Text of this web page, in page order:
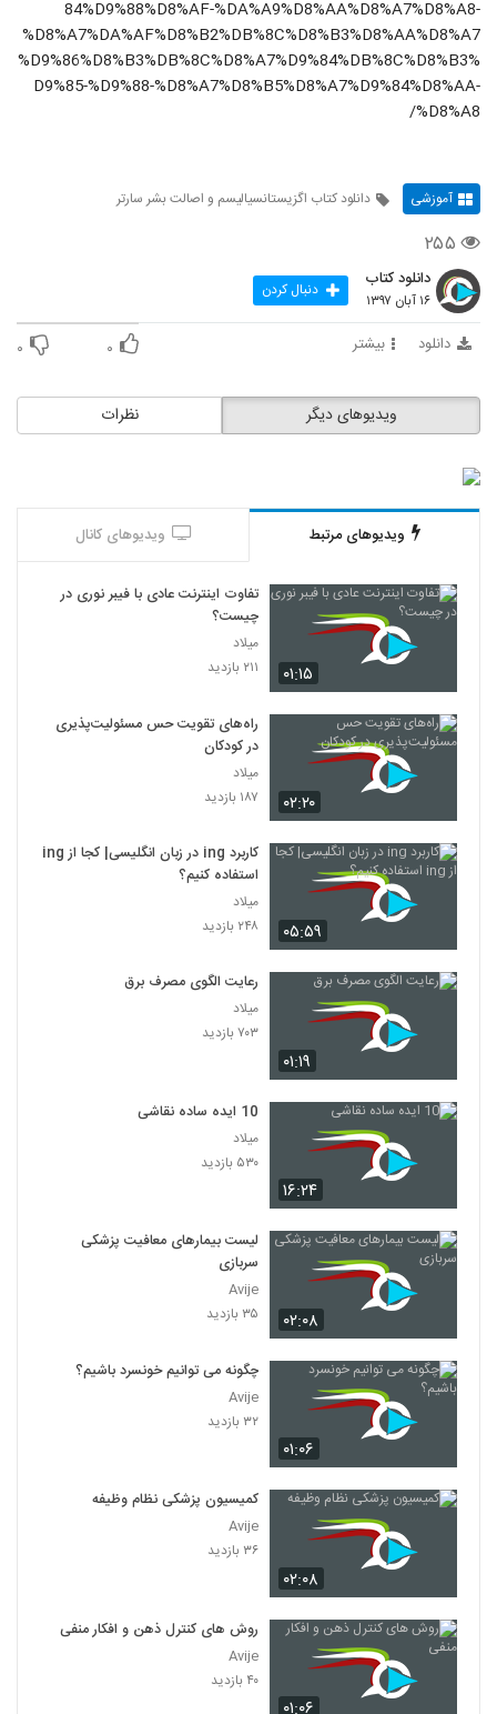
84%D9%88%D8%AF-%DA%A9%D8%AA%D8%A7%D8%A8-
%D8%A7%DA%AF%D8%B2%DB%8C%D8%B3%D8%AA%D8%A7
%D9%86%D8%B3%DB%8C%D8%A7%D9%84%DB%8C%D8%B3%
D9%85-%D9%88-%D8%A7%D8%B5%D8%A7%D9%84%D8%AA-
%D8%A8/
آموزشی دانلود کتاب اگزیستانسیالیسم و اصالت بشر سارتر
۲۵۵
دانلود کتاب
۱۶ آبان ۱۳۹۷ دنبال کردن
دانلود بیشتر ۰ ۰
نظرات ویدیوهای دیگر
ویدیوهای مرتبط ویدیوهای کانال
۰۱:۱۵
تفاوت اینترنت عادی با فیبر نوری در
چیست؟
میلاد
۲۱۱ بازدید
۰۲:۲۰
راه‌های تقویت حس مسئولیت‌پذیری
در کودکان
میلاد
۱۸۷ بازدید
۰۵:۵۹
کاربرد ing در زبان انگلیسی| کجا از ing
استفاده کنیم؟
میلاد
۲۴۸ بازدید
۰۱:۱۹
رعایت الگوی مصرف برق
میلاد
۷۰۳ بازدید
۱۶:۲۴
10 ایده ساده نقاشی
میلاد
۵۳۰ بازدید
۰۲:۰۸
لیست بیمارهای معافیت پزشکی
سربازی
Avije
۳۵ بازدید
۰۱:۰۶
چگونه می توانیم خونسرد باشیم؟
Avije
۳۲ بازدید
۰۲:۰۸
کمیسیون پزشکی نظام وظیفه
Avije
۳۶ بازدید
روش های کنترل ذهن و افکار منفی
Avije
۴۰ بازدید